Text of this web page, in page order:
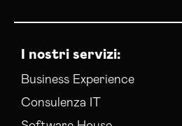
I nostri servizi:
Business Experience
Consulenza IT